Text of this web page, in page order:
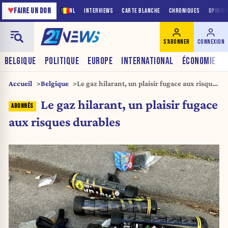
NL INTERVIEWS CARTE BLANCHE CHRONIQUES
♥FAIRE UN DON
BELGIQUE POLITIQUE EUROPE INTERNATIONAL ÉCONOMIE
S'ABONNER CONNEXION
Accueil Belgique
Le gaz hilarant, un plaisir fugace aux risques
Le gaz hilarant, un plaisir fugace
aux risques durables